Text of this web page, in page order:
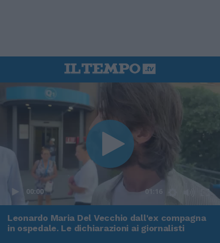
00:00 01:16
Leonardo Maria Del Vecchio dall'ex compagna
in ospedale. Le dichiarazioni ai giornalisti